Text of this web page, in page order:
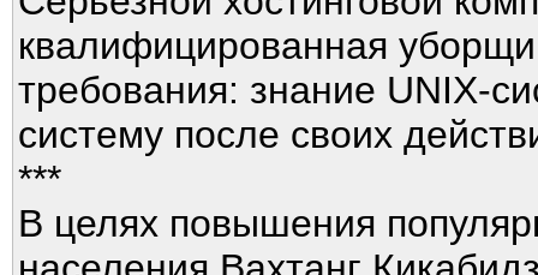
квалифицированная
требования: знание UNIX-
систему после своих
***
В целях повышения